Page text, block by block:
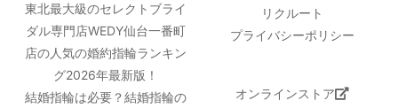
東北最大級のセレクトブライ
ダル専門店WEDY仙台一番町
店の人気の婚約指輪ランキン
グ2026年最新版！
結婚指輪は必要？結婚指輪の
リクルート
プライバシーポリシー
オンラインストア